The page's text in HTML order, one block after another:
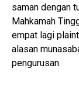
saman dengan
Mahkamah
empat lagi
alasan
pengurusan.